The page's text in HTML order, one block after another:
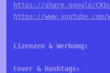
https://share.google/
https://www.youtube.com/
Lizenzen & Werbung:
Cover & Hashtags: